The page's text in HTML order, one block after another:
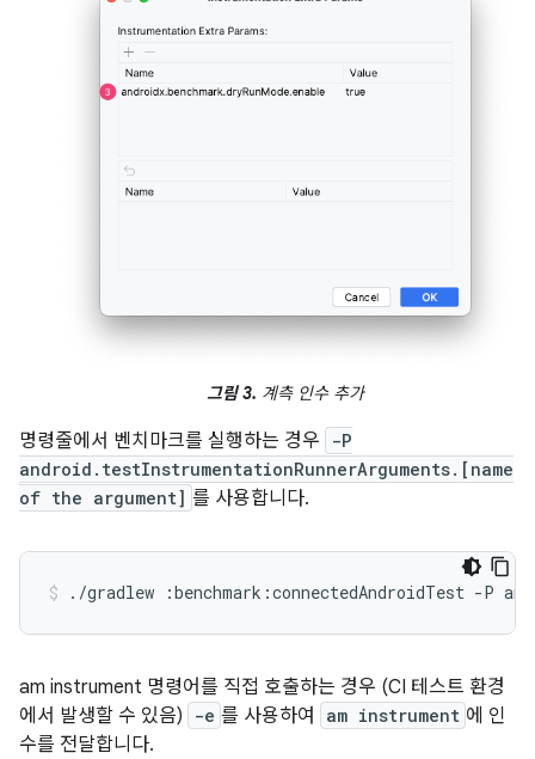
그림 3. 계측 인수 추가
명령줄에서 벤치마크를 실행하는 경우
-P
android.testInstrumentationRunnerArguments.[name
of the argument] 를 사용합니다.
./gradlew :benchmark:connectedAndroidTest -P
am instrument 명령어를 직접 호출하는 경우 (CI 테스트 환경
에서 발생할 수 있음)
-e 를 사용하여 am instrument 에 인
수를 전달합니다.